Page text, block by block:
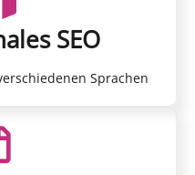
SEO
Sprachen